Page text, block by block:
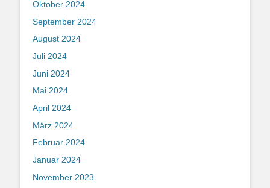
Oktober 2024
September 2024
August 2024
Juli 2024
Juni 2024
Mai 2024
April 2024
März 2024
Februar 2024
Januar 2024
November 2023